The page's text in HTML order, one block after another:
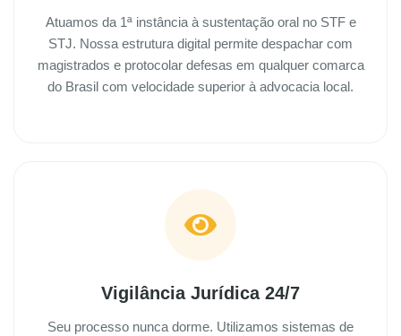
Atuamos da 1ª instância à sustentação oral no STF e
STJ. Nossa estrutura digital permite despachar com
magistrados e protocolar defesas em qualquer comarca
do Brasil com velocidade superior à advocacia local.
Vigilância Jurídica 24/7
Seu processo nunca dorme. Utilizamos sistemas de